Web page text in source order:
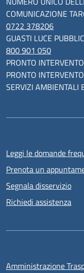
COMUNICAZIONE
0722 378206
GUASTI LUCE
800 901 050
PRONTO
PRONTO
SERVIZI AMBIENTALI
Leggi le domande
Prenota un
Segnala disservizio
Richiedi assistenza
Amministrazione